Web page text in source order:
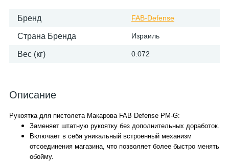
Бренд FAB-Defense
Страна Бренда Израиль
Вес (кг) 0.072
Описание
Рукоятка для пистолета Макарова FAB Defense PM-G:
Заменяет штатную рукоятку без дополнительных доработок.
Включает в себя уникальный встроенный механизм
отсоединения магазина, что позволяет более быстро менять
обойму.